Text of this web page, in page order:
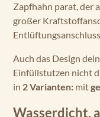
Zapfhahn parat, der
großer
Auch das Design
Einfüllstutzen nicht
in 2 Varianten: mit
Wasserdicht,